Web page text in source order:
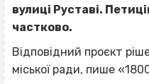
вулиці Руставі.
частково.
Відповідний проєкт
міської ради, пише